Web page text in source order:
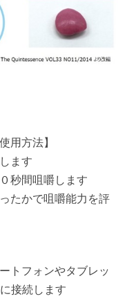
用方法】
ます
秒間咀嚼します
たかで咀嚼能力を評
トフォンやタブレッ
接続します